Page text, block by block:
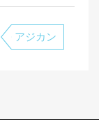
アジカン